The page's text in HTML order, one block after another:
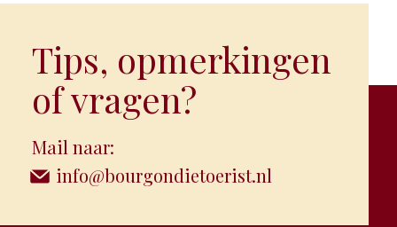
Tips, opmerkingen
of vragen?
Mail naar:
info@bourgondietoerist.nl